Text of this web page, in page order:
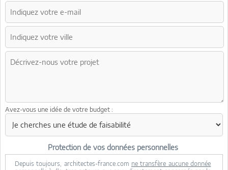
Avez-vous une idée de votre budget :
Protection de vos données personnelles
Depuis toujours, architectes-france.com ne transfère aucune donnée